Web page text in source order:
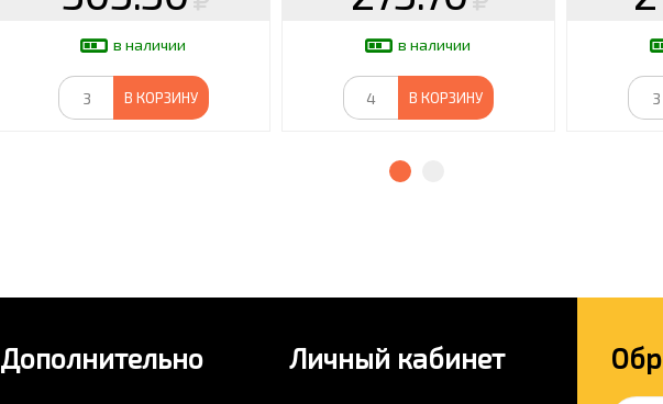
в наличии
В КОРЗИНУ
в наличии
В КОРЗИНУ
Дополнительно Личный кабинет